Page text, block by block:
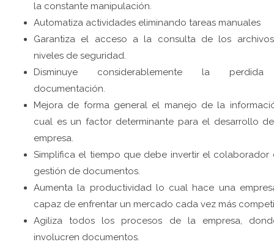
la constante manipulación.
Automatiza actividades eliminando tareas manuales
Garantiza el acceso a la consulta de los
niveles de seguridad.
Disminuye considerablemente la
documentación.
Mejora de forma general el manejo de la
cual es un factor determinante para el desarrollo
empresa.
Simplifica el tiempo que debe invertir el colaborador
gestión de documentos.
Aumenta la productividad lo cual hace una
capaz de enfrentar un mercado cada vez más
Agiliza todos los procesos de la empresa,
involucren documentos.